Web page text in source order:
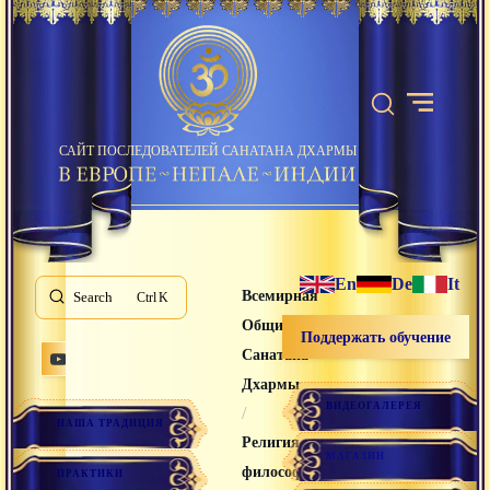
САЙТ ПОСЛЕДОВАТЕЛЕЙ САНАТАНА ДХАРМЫ
Search K
НАША ТРАДИЦИЯ
ПРАКТИКИ
Всемирная
Община
Санатана
Дхармы
/
Религия и
философия
En De It
Поддержать обучение
ВИДЕОГАЛЕРЕЯ
МАГАЗИН